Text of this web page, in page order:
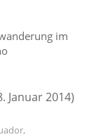
im
Januar 2014)
,